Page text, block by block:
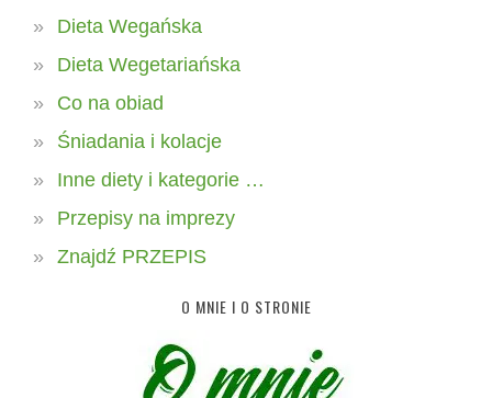
Dieta Wegańska
Dieta Wegetariańska
Co na obiad
Śniadania i kolacje
Inne diety i kategorie …
Przepisy na imprezy
Znajdź PRZEPIS
O MNIE I O STRONIE